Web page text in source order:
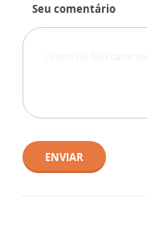
Seu comentário
ENVIAR